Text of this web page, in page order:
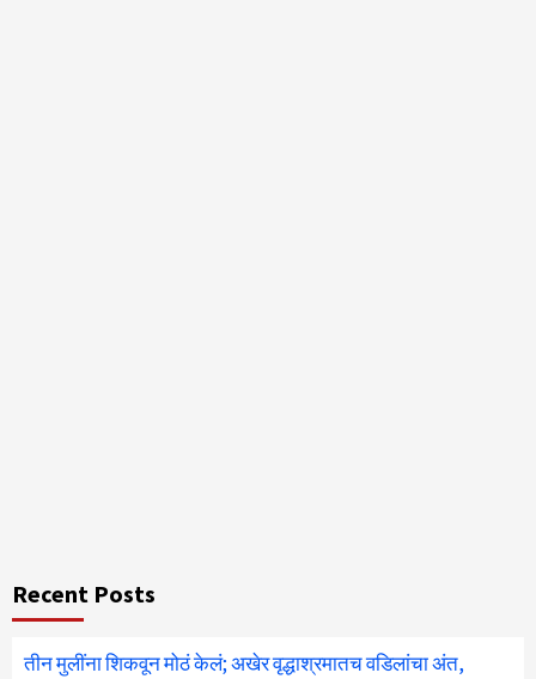
Recent Posts
तीन मुलींना शिकवून मोठं केलं; अखेर वृद्धाश्रमातच वडिलांचा अंत,